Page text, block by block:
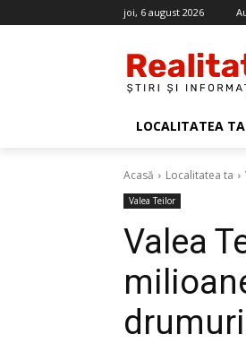
joi, 6 august 2026
LOCALITATEA TA
Acasă Localitatea ta
Valea Teilor
Valea